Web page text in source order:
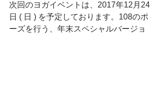
次回のヨガイベントは、2017年12月24
日 ( 日 ) を予定しております。108のポ
ーズを行う、年末スペシャルバージョ